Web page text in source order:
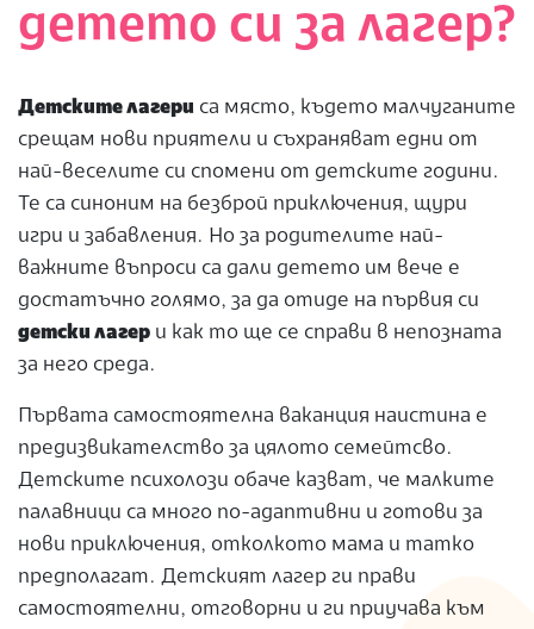
детето си за лагер?
Детските лагери са място, където малчуганите
срещам нови приятели и съхраняват едни от
най-веселите си спомени от детските години.
Те са синоним на безброй приключения, щури
игри и забавления. Но за родителите най-
важните въпроси са дали детето им вече е
достатъчно голямо, за да отиде на първия си
детски лагер и как то ще се справи в непозната
за него среда.
Първата самостоятелна ваканция наистина е
предизвикателство за цялото семейтсво.
Детските психолози обаче казват, че малките
палавници са много по-адаптивни и готови за
нови приключения, отколкото мама и татко
предполагат. Детският лагер ги прави
самостоятелни, отговорни и ги приучава към